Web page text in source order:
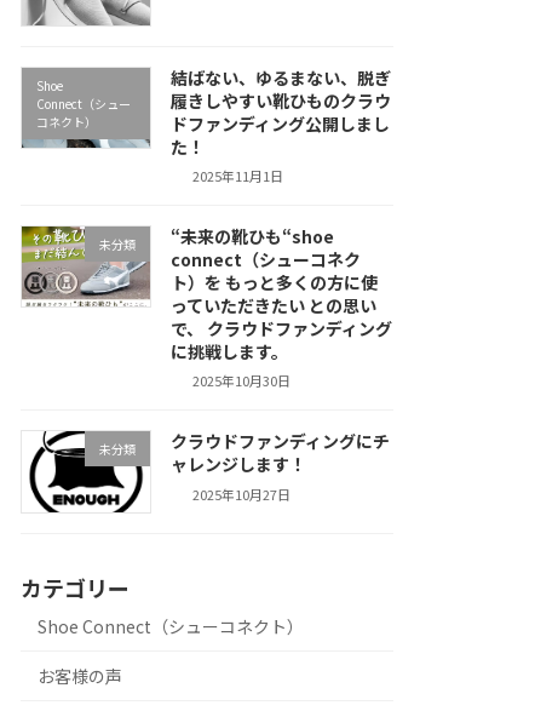
Shoe
Connect（シュー
コネクト）
結ばない、ゆるまない、脱ぎ
履きしやすい靴ひものクラウ
ドファンディング公開しまし
た！
2025年11月1日
未分類
“未来の靴ひも“shoe
connect（シューコネク
ト）を もっと多くの方に使
っていただきたい との思い
で、 クラウドファンディング
に挑戦します。
2025年10月30日
未分類
クラウドファンディングにチ
ャレンジします！
2025年10月27日
カテゴリー
Shoe Connect（シューコネクト）
お客様の声